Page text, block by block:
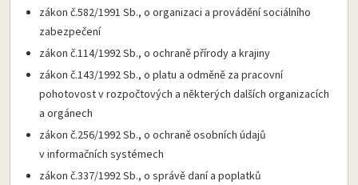
zákon č.582/1991 Sb., o organizaci a provádění sociálního
zabezpečení
zákon č.114/1992 Sb., o ochraně přírody a krajiny
zákon č.143/1992 Sb., o platu a odměně za pracovní
pohotovost v rozpočtových a některých dalších organizacích
a orgánech
zákon č.256/1992 Sb., o ochraně osobních údajů
v informačních systémech
zákon č.337/1992 Sb., o správě daní a poplatků